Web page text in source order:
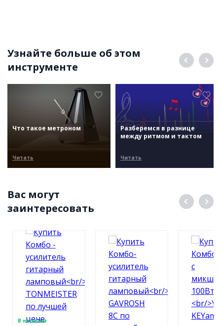
Узнайте больше об этом
инструменте
Что такое метроном
Читать
Разберемся в разнице
между ритмом и тактом
Читать
Вас могут
заинтересовать
В наличии